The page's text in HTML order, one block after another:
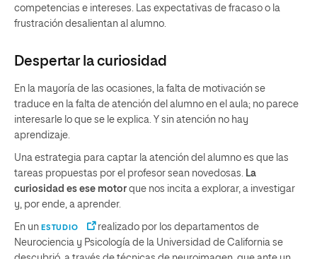
competencias e intereses. Las expectativas de fracaso o la
frustración desalientan al alumno.
Despertar la curiosidad
En la mayoría de las ocasiones, la falta de motivación se
traduce en la falta de atención del alumno en el aula; no parece
interesarle lo que se le explica. Y sin atención no hay
aprendizaje.
Una estrategia para captar la atención del alumno es que las
tareas propuestas por el profesor sean novedosas. La
curiosidad es ese motor que nos incita a explorar, a investigar
y, por ende, a aprender.
En un ESTUDIO
realizado por los departamentos de
Neurociencia y Psicología de la Universidad de California se